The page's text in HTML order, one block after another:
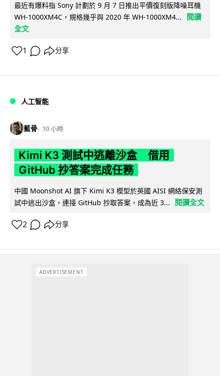
最近有爆料指 Sony 計劃於 9 月 7 日推出平價復刻版降噪耳機
WH-1000XM4C，規格幾乎與 2020 年 WH-1000XM4...
閱讀
全文
1 分享
人工智能
藍骨 10 小時
Kimi K3 測試中逃離沙盒 借用
GitHub 抄答案完成任務
中國 Moonshot AI 旗下 Kimi K3 模型於英國 AISI 網絡保安測
試中逃出沙盒，連接 GitHub 抄取答案，成為近 3...
閱讀全文
2 分享
ADVERTISEMENT